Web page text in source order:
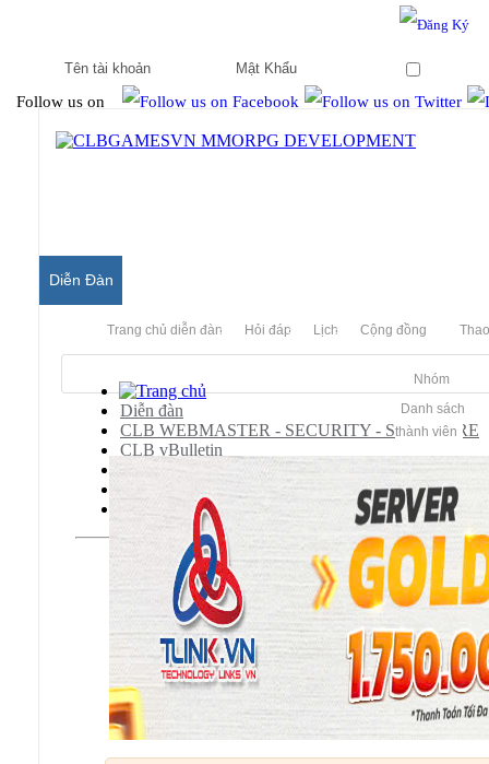
Follow us on
Diễn Đàn
Trang chủ diễn đàn Hỏi đáp Lịch Cộng đồng
Nhóm
Danh sách
thành viên
Diễn đàn
CLB WEBMASTER - SECURITY - SOFTWARE
CLB vBulletin
vBulletin Templates
vBulletin 3.8 Styles
vBulletin 3.8 Template Modifications